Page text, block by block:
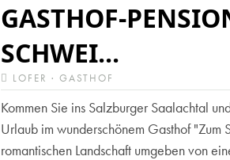
GASTHOF-
SCHWEI...
LOFER · GASTHOF
Kommen Sie ins Salzburger Saalachtal
Urlaub im wunderschönem Gasthof "Zum
romantischen Landschaft umgeben von